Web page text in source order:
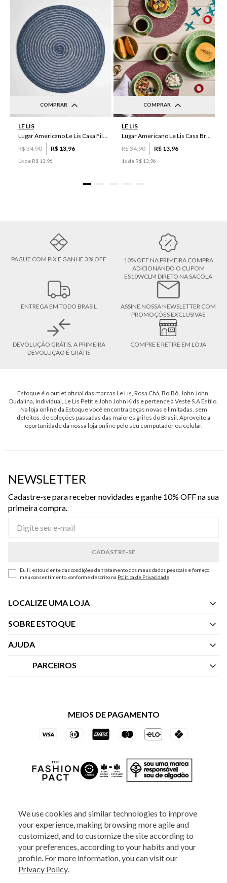
We use cookies and similar technologies to improve
your experience, making browsing more agile and
customized, and to customize the site according to
your preferences, according to your habits and your
profile. For more information, you can visit our
Privacy Policy.
COMPRAR
LE LIS
Lugar Americano Le Lis Casa Filipa
R$34,90 R$ 13 96
1x de R$ 13 96
COMPRAR
LE LIS
Lugar Americano Le Lis Casa Brenda
R$34,90 R$ 13 96
1x de R$ 13 96
PAGUE COM PIX E GANHE 3% OFF
10% OFF NA PRIMEIRA COMPRA
ADICIONANDO O CUPOM
ES10WCLM DIRETO NA SACOLA
ENTREGA EM TODO BRASIL
ASSINE NOSSA NEWSLETTER COM
PROMOÇÕES EXCLUSIVAS
DEVOLUÇÃO GRÁTIS, A PRIMEIRA
DEVOLUÇÃO É GRÁTIS
COMPRE E RETIRE EM LOJA
Estoque é o outlet oficial das marcas Le Lis, Rosa Chá, Bo.Bô, John John,
Dudalina, Individual, Le Lis Petit e John John Kids e pertence à Veste S.A Estilo.
Na loja online da Estoque você encontra peças novas e limitadas, sem
defeitos, de coleções passadas das maiores grifes do Brasil. Aproveite a
oportunidade da nossa loja online pelo seu computador ou celular.
NEWSLETTER
Cadastre-se para receber novidades e ganhe 10% OFF na sua
primeira compra.
Eu li, estou ciente das condições de tratamento dos meus dados pessoais e forneço
meu consentimento, conforme descrito na Política de Privacidade
LOCALIZE UMA LOJA
SOBRE ESTOQUE
Quem Somos
AJUDA
Central de Atendimento
Trocas e Devoluções
PARCEIROS
Vai de Visa
Azul Fidelidade
MEIOS DE PAGAMENTO
2025 - Veste S.A Estilo. Todos os direitos reservados - A loja Estoque reserva-
se no direito de corrigir ou alterar informações como: preços, promoções e